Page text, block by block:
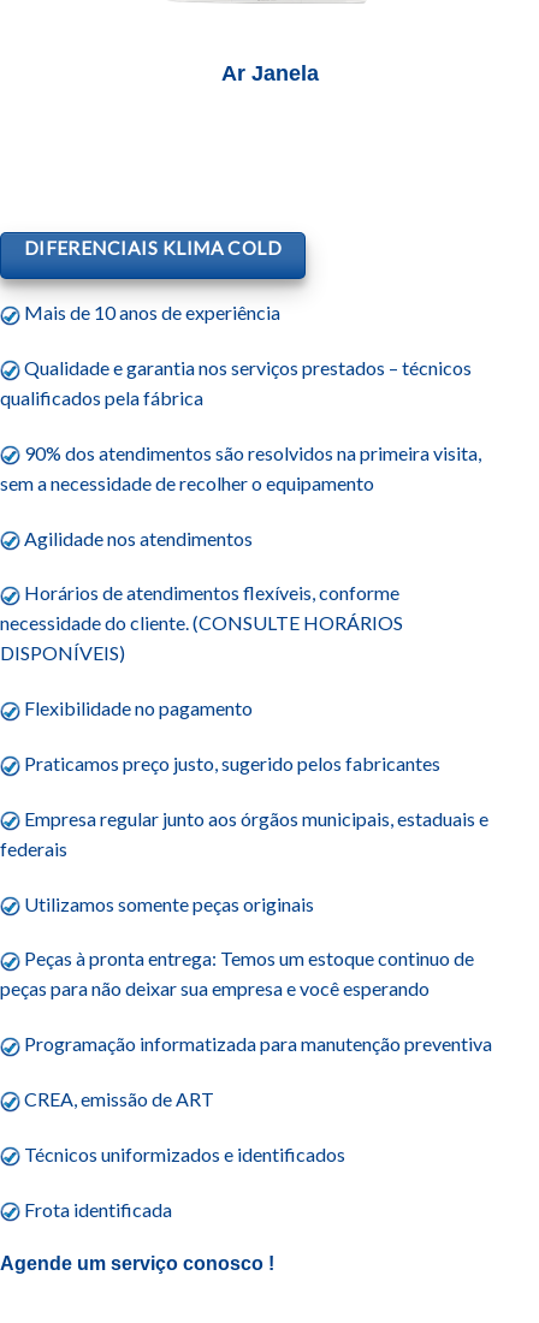
Ar Janela
DIFERENCIAIS KLIMA COLD
Mais de 10 anos de experiência
Qualidade e garantia nos serviços prestados – técnicos
qualificados pela fábrica
90% dos atendimentos são resolvidos na primeira visita,
sem a necessidade de recolher o equipamento
Agilidade nos atendimentos
Horários de atendimentos flexíveis, conforme
necessidade do cliente. (CONSULTE HORÁRIOS
DISPONÍVEIS)
Flexibilidade no pagamento
Praticamos preço justo, sugerido pelos fabricantes
Empresa regular junto aos órgãos municipais, estaduais e
federais
Utilizamos somente peças originais
Peças à pronta entrega: Temos um estoque continuo de
peças para não deixar sua empresa e você esperando
Programação informatizada para manutenção preventiva
CREA, emissão de ART
Técnicos uniformizados e identificados
Frota identificada
Agende um serviço conosco !